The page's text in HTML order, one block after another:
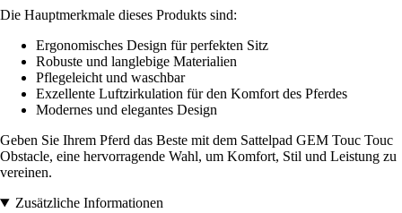
Die Hauptmerkmale dieses Produkts sind:
Ergonomisches Design für perfekten Sitz
Robuste und langlebige Materialien
Pflegeleicht und waschbar
Exzellente Luftzirkulation für den Komfort des Pferdes
Modernes und elegantes Design
Geben Sie Ihrem Pferd das Beste mit dem Sattelpad GEM Touc Touc
Obstacle, eine hervorragende Wahl, um Komfort, Stil und Leistung zu
vereinen.
Zusätzliche Informationen